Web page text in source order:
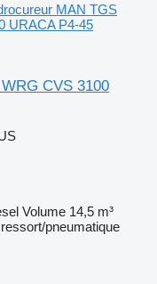
MAN TGS
URACA P4-45
CVS 3100
Volume 14,5 m³
ressort/pneumatique